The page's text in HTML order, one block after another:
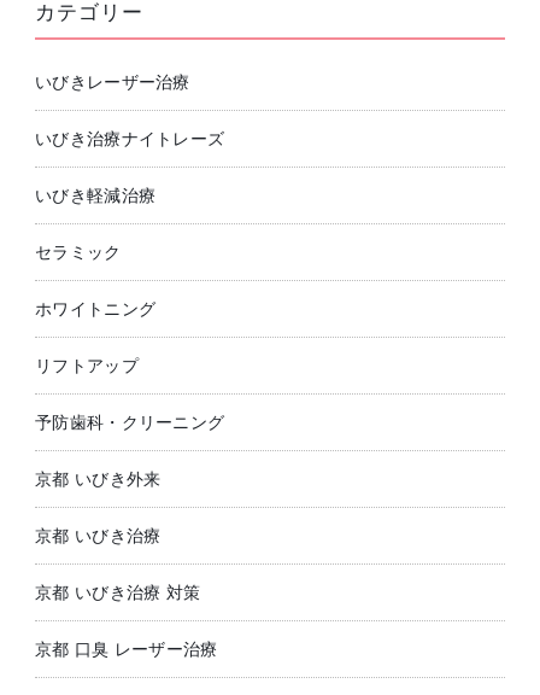
カテゴリー
いびきレーザー治療
いびき治療ナイトレーズ
いびき軽減治療
セラミック
ホワイトニング
リフトアップ
予防歯科・クリーニング
京都 いびき外来
京都 いびき治療
京都 いびき治療 対策
京都 口臭 レーザー治療